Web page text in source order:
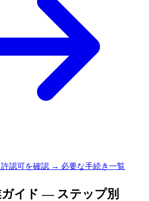
認可を確認 → 必要な手続き一覧
イド — ステップ別